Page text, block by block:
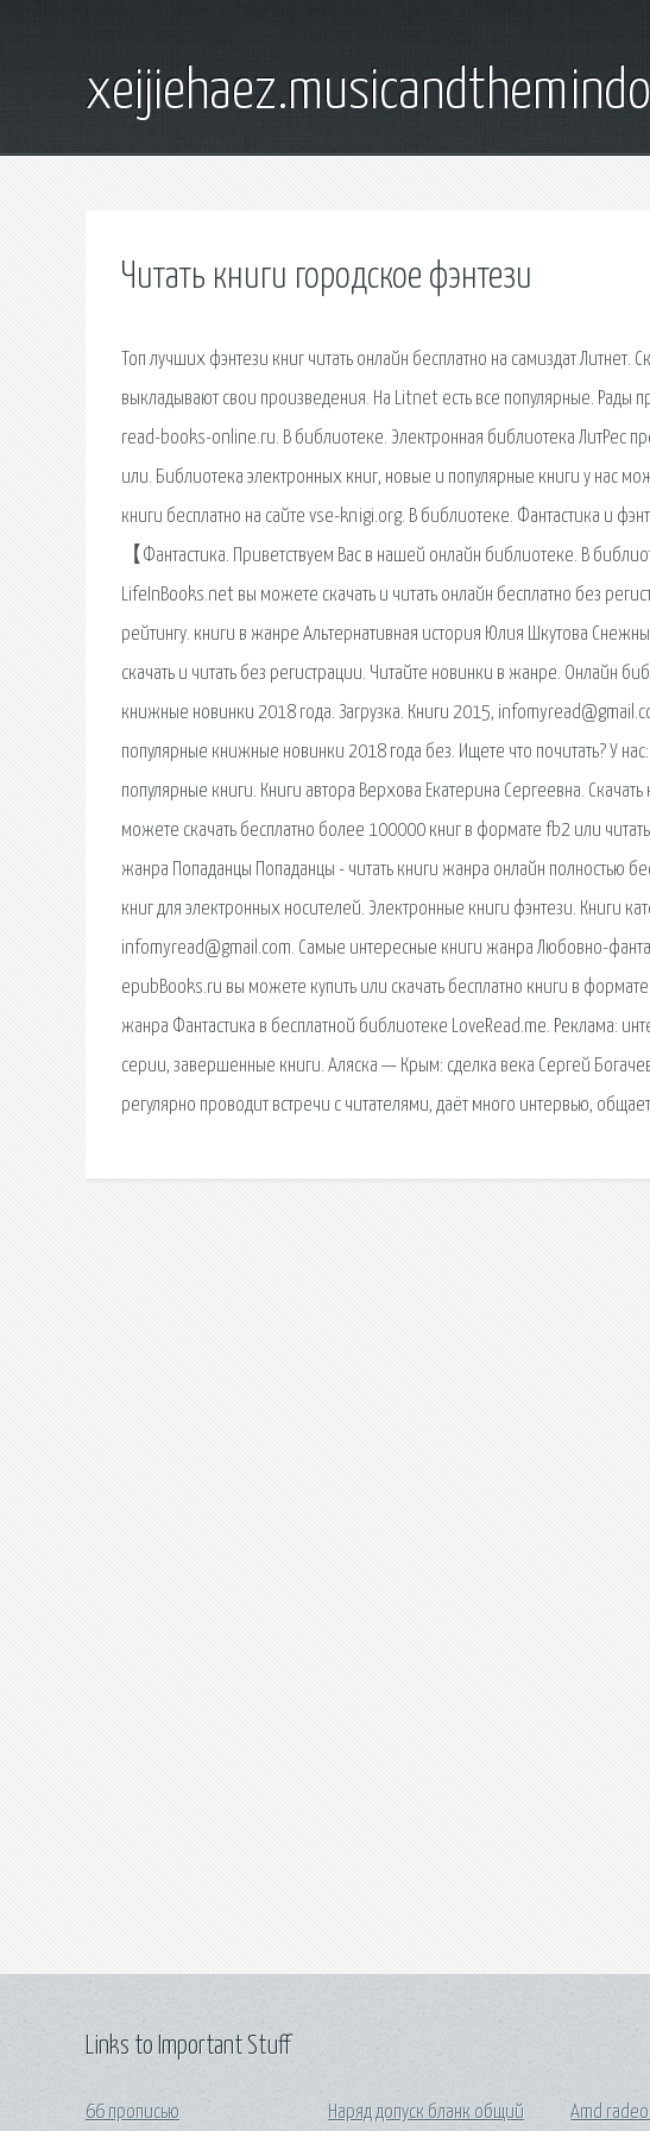
Читать книги городское фэнтези
Топ лучших фэнтези книг читать онлайн бесплатно на самиздат
выкладывают свои произведения. На Litnet есть все популярные. Рады
read-books-online.ru. В библиотеке. Электронная библиотека ЛитРес
или. Библиотека электронных книг, новые и популярные книги у нас
книги бесплатно на сайте vse-knigi.org. В библиотеке. Фантастика и
【Фантастика. Приветствуем Вас в нашей онлайн библиотеке. В
LifeInBooks.net вы можете скачать и читать онлайн бесплатно без
рейтингу. книги в жанре Альтернативная история Юлия Шкутова
скачать и читать без регистрации. Читайте новинки в жанре. Онлайн
книжные новинки 2018 года. Загрузка. Книги 2015,
популярные книжные новинки 2018 года без. Ищете что почитать? У
популярные книги. Книги автора Верхова Екатерина Сергеевна.
можете скачать бесплатно более 100000 книг в формате fb2 или
жанра Попаданцы Попаданцы - читать книги жанра онлайн полностью
книг для электронных носителей. Электронные книги фэнтези. Книги
infomyread@gmail.com. Самые интересные книги жанра Любовно-
epubBooks.ru вы можете купить или скачать бесплатно книги в
жанра Фантастика в бесплатной библиотеке LoveRead.me. Реклама:
серии, завершенные книги. Аляска — Крым: сделка века Сергей
регулярно проводит встречи с читателями, даёт много интервью,
Links to Important Stuff
66 прописью Наряд допуск бланк общий Amd